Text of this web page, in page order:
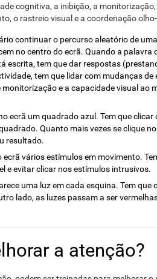
cognitiva, a inibição, a monitorização,
o rastreio visual e a coordenação
continuar o percurso aleatório de
no centro do ecrã. Quando a palavra
escrita, tem que dar respostas
tem que lidar com mudanças de
e a capacidade visual ao
ecrã um quadrado azul. Tem que clicar
Quanto mais vezes se clique
resultado.
ecrã vários estímulos em movimento.
e evitar clicar nos estímulos intrusivos.
uma luz em cada esquina. Tem que
lado, as luzes passam a ser
a atenção?